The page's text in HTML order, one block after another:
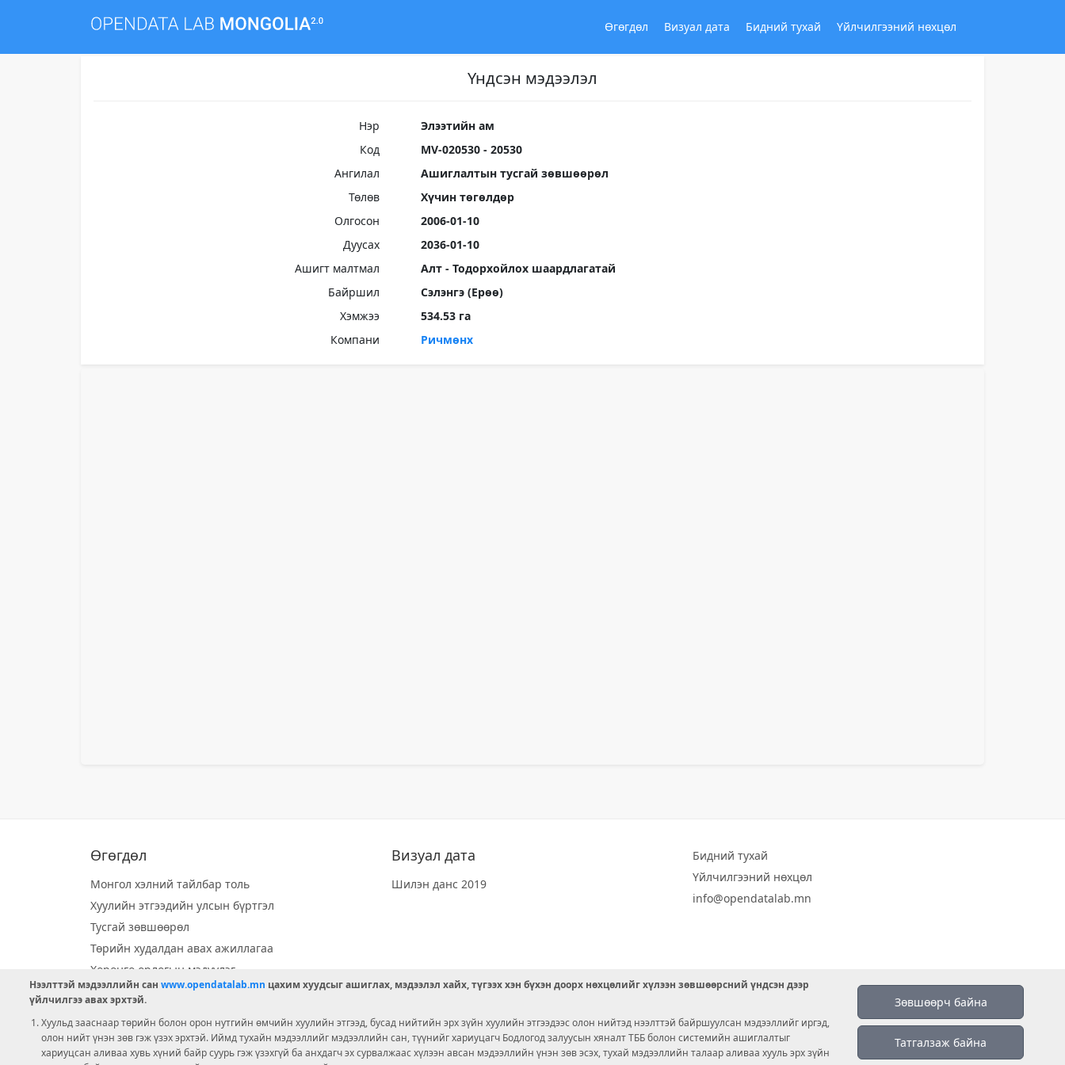
Өгөгдөл Визуал дата Бидний тухай Үйлчилгээний нөхцөл
Үндсэн мэдээлэл
Нэр
Элээтийн ам
Код
MV-020530 - 20530
Ангилал
Ашиглалтын тусгай зөвшөөрөл
Төлөв
Хүчин төгөлдөр
Олгосон
2006-01-10
Дуусах
2036-01-10
Ашигт малтмал
Алт - Тодорхойлох шаардлагатай
Байршил
Сэлэнгэ (Ерөө)
Хэмжээ
534.53 га
Компани
Ричмөнх
Өгөгдөл
Монгол хэлний тайлбар толь
Хуулийн этгээдийн улсын бүртгэл
Тусгай зөвшөөрөл
Төрийн худалдан авах ажиллагаа
Хөрөнгө орлогын мэдүүлэг
Орон нутгийн хөгжлийн сан
Ээлжит сонгууль
Ашигт малтмал тусгай зөвшөөрөл
Визуал дата
Шилэн данс 2019
Бидний тухай
Үйлчилгээний нөхцөл
info@opendatalab.mn
Зөвшөөрч байна
Татгалзаж байна
Нээлттэй мэдээллийн сан www.opendatalab.mn цахим хуудсыг ашиглах, мэдээлэл хайх, түгээх хэн бүхэн доорх нөхцөлийг хүлээн зөвшөөрсний үндсэн дээр
үйлчилгээ авах эрхтэй.
Хуульд зааснаар төрийн болон орон нутгийн өмчийн хуулийн этгээд, бусад нийтийн эрх зүйн хуулийн этгээдээс олон нийтэд нээлттэй байршуулсан мэдээллийг иргэд,
олон нийт үнэн зөв гэж үзэх эрхтэй. Иймд тухайн мэдээллийг мэдээллийн сан, түүнийг хариуцагч Бодлогод залуусын хяналт ТББ болон системийн ашиглалтыг
хариуцсан аливаа хувь хүний байр суурь гэж үзэхгүй ба анхдагч эх сурвалжаас хүлээн авсан мэдээллийн үнэн зөв эсэх, тухай мэдээллийн талаар аливаа хууль эрх зүйн